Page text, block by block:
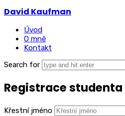
David
Kaufman
David Kaufman
Úvod
O mně
Kontakt
Search for
Registrace studenta
Křestní jméno